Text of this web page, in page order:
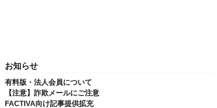
お知らせ
有料版・法人会員について
【注意】詐欺メールにご注意
FACTIVA向け記事提供拡充